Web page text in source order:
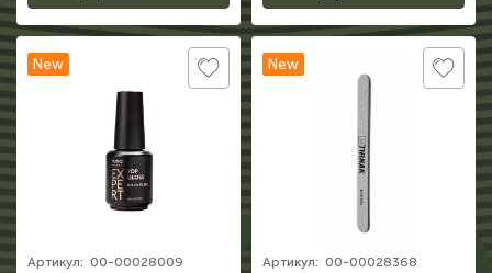
New
Артикул: 00-00028009
New
Артикул: 00-00028368